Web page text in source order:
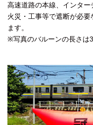
高速道路の本線、インター
火災・工事等で遮断が必
ます。
※写真のバルーンの長さは